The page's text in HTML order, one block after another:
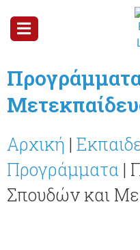
Αρχική |
Προγράμματα |
Σπουδών και